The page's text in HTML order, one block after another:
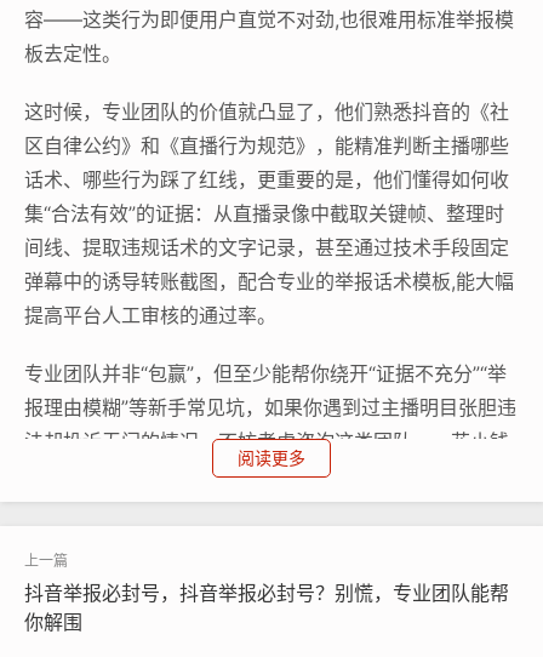
容——这类行为即便用户直觉不对劲,也很难用标准举报模
板去定性。
这时候，专业团队的价值就凸显了，他们熟悉抖音的《社
区自律公约》和《直播行为规范》，能精准判断主播哪些
话术、哪些行为踩了红线，更重要的是，他们懂得如何收
集“合法有效”的证据：从直播录像中截取关键帧、整理时
间线、提取违规话术的文字记录，甚至通过技术手段固定
弹幕中的诱导转账截图，配合专业的举报话术模板,能大幅
提高平台人工审核的通过率。
专业团队并非“包赢”，但至少能帮你绕开“证据不充分”“举
报理由模糊”等新手常见坑，如果你遇到过主播明目张胆违
法却投诉无门的情况，不妨考虑咨询这类团队——花小钱
省心，总比纵容违规者继续收割更多人的信任要强，每一
次有效举报，都是在清理直播生态里的“老鼠屎”。
阅读更多
抖音举报必封号，抖音举报必封号？别慌，专业团队能帮
你解围